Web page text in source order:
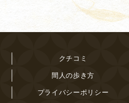
クチコミ
間人の歩き方
プライバシーポリシー